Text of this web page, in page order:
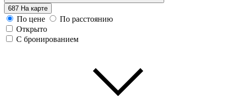
687 На карте
По цене
По расстоянию
Открыто
С бронированием